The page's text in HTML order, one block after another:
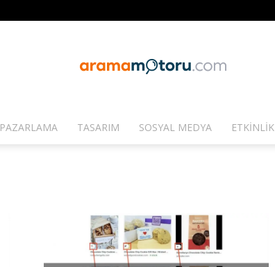
Arama
Motoru
PAZARLAMA TASARIM SOSYAL MEDYA ETKINLIK